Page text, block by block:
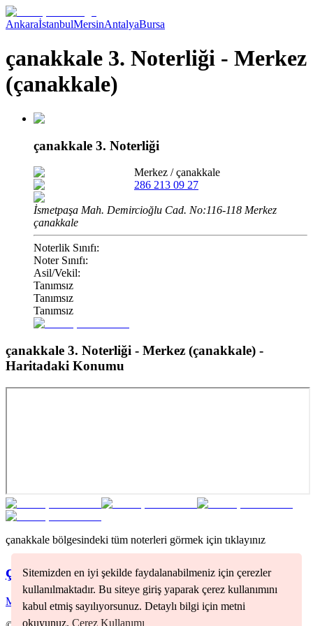
Sitemizden en iyi şekilde faydalanabilmeniz için çerezler
kullanılmaktadır. Bu siteye giriş yaparak çerez kullanımını
kabul etmiş sayılıyorsunuz. Detaylı bilgi için metni
okuyunuz. Çerez Kullanımı
AnkaraİstanbulMersinAntalyaBursa
çanakkale 3. Noterliği - Merkez
(çanakkale)
çanakkale 3. Noterliği
Merkez /çanakkale
286 213 09 27
İsmetpaşa Mah. Demircioğlu Cad. No:116-118 Merkez
çanakkale
Noterlik Sınıfı:
Noter Sınıfı:
Asil/Vekil:
Tanımsız
Tanımsız
Tanımsız
çanakkale 3. Noterliği - Merkez (çanakkale) -
Haritadaki Konumu
çanakkale bölgesindeki tüm noterleri görmek için tıklayınız
çanakkaleNoterleri
Merkez (1